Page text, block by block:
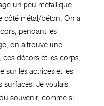
un peu métallique.
côté métal/béton. On a
pendant les
on a trouvé une
ces décors et les corps,
sur les actrices et les
surfaces. Je voulais
souvenir, comme si